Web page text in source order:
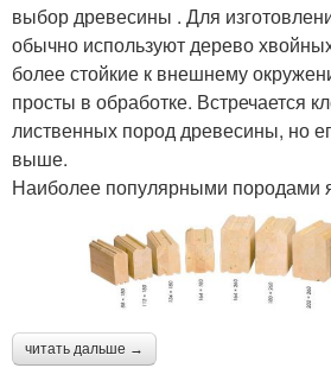
выбор древесины . Для
обычно используют дерево
более стойкие к внешнему
просты в обработке. Встречается
лиственных пород древесины, но
выше.
Наиболее популярными породами
читать дальше →